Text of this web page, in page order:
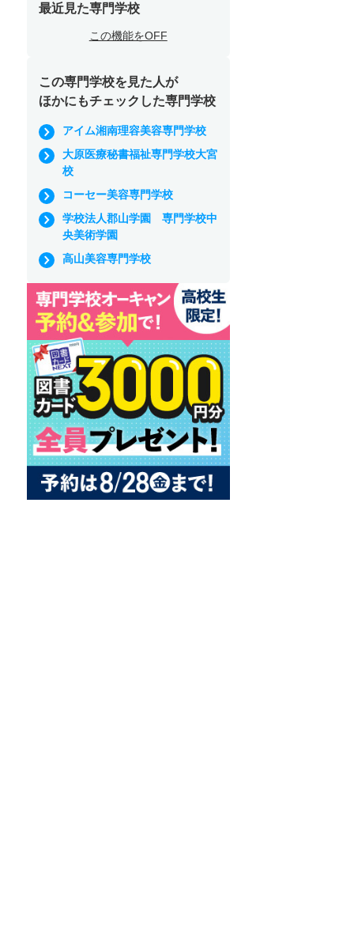
最近見た専門学校
この機能をOFF
この専門学校を見た人が
ほかにもチェックした専門学校
アイム湘南理容美容専門学校
大原医療秘書福祉専門学校大宮
校
コーセー美容専門学校
学校法人郡山学園 専門学校中
央美術学園
高山美容専門学校